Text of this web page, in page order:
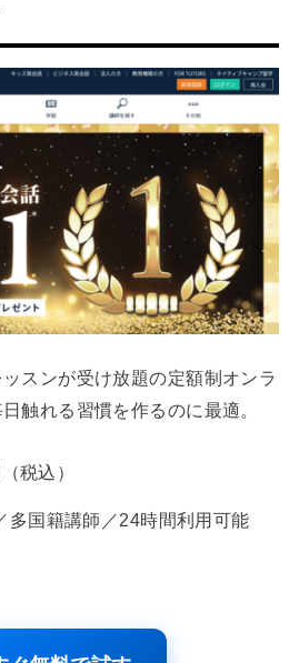
スンが受け放題の定額制オンラ
触れる習慣を作るのに最適。
税込）
多国籍講師／24時間利用可能